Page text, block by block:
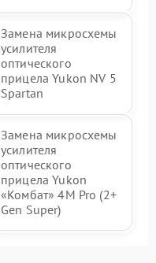
Замена микросхемы
усилителя
оптического
прицела Yukon NV 5
Spartan
Замена микросхемы
усилителя
оптического
прицела Yukon
«Комбат» 4M Pro (2+
Gen Super)